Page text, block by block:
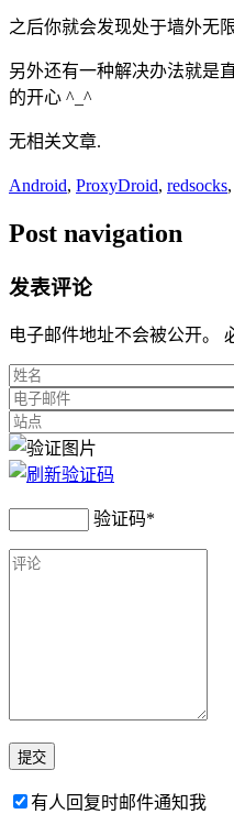
之后你就会发现处于墙外无
另外还有一种解决办法就是
的开心 ^_^
无相关文章.
Android, ProxyDroid, redsocks,
Post navigation
发表评论
电子邮件地址不会被公开。
验证码*
有人回复时邮件通知我